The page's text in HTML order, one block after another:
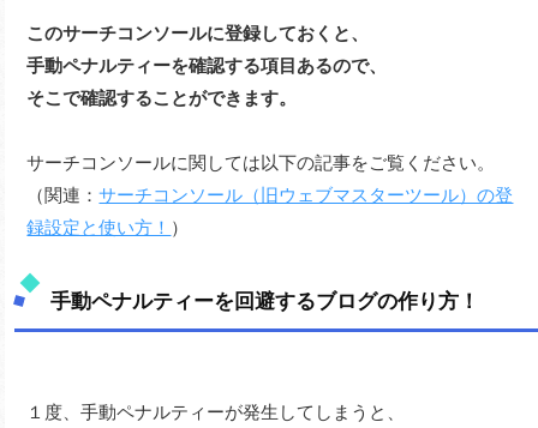
このサーチコンソールに登録しておくと、
手動ペナルティーを確認する項目あるので、
そこで確認することができます。
サーチコンソールに関しては以下の記事をご覧ください。
（関連：サーチコンソール（旧ウェブマスターツール）の登
録設定と使い方！ ）
手動ペナルティーを回避するブログの作り方！
１度、手動ペナルティーが発生してしまうと、